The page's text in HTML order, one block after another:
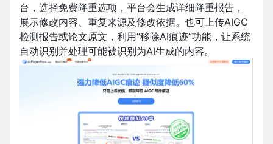
台，选择免费降重选项，平台会生成详细降重报告，
展示修改内容、重复来源及修改依据。也可上传AIGC
检测报告或论文原文，利用“移除AI痕迹”功能，让系统
自动识别并处理可能被识别为AI生成的内容。